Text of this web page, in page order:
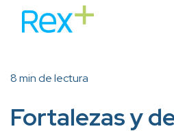
8 min de lectura
Fortalezas y